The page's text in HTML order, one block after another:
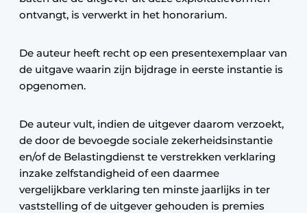
ontvangt, is verwerkt in het honorarium.
De auteur heeft recht op een presentexemplaar van
de uitgave waarin zijn bijdrage in eerste instantie is
opgenomen.
De auteur vult, indien de uitgever daarom verzoekt,
de door de bevoegde sociale zekerheidsinstantie
en/of de Belastingdienst te verstrekken verklaring
inzake zelfstandigheid of een daarmee
vergelijkbare verklaring ten minste jaarlijks in ter
vaststelling of de uitgever gehouden is premies